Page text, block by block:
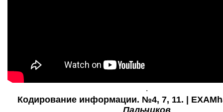
.
Кодирование информации. №4, 7, 11. |
Пальчиков